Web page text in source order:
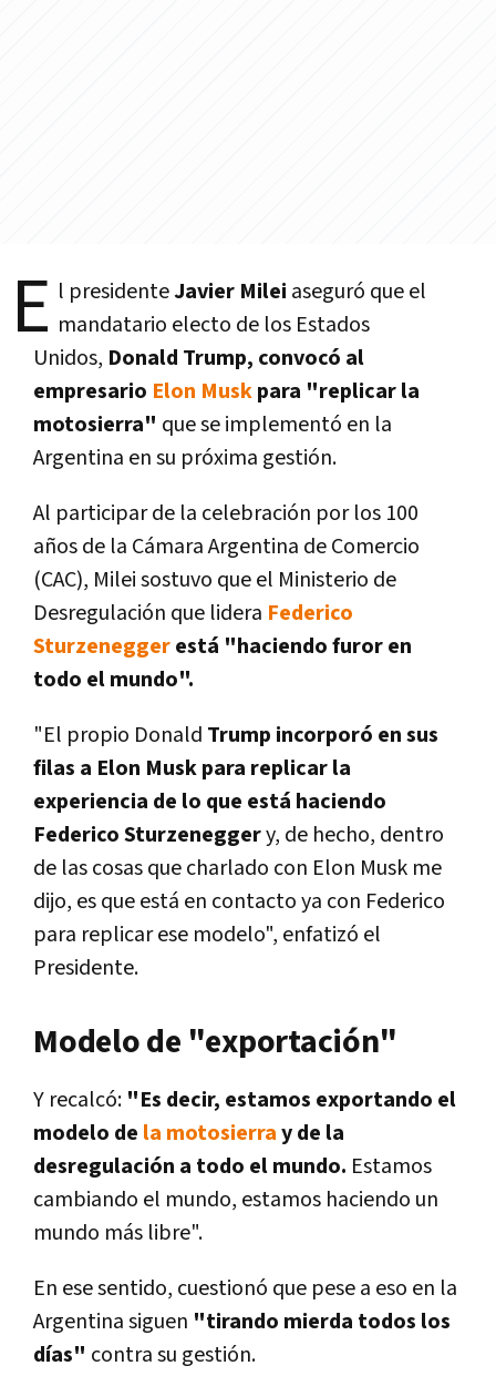
E l presidenteJavier Milei aseguró que el
mandatario electo de los Estados
Unidos, Donald Trump, convocó al
empresario Elon Muskpara "replicar la
motosierra" que se implementó en la
Argentina en su próxima gestión.
Al participar de la celebración por los 100
años de la Cámara Argentina de Comercio
(CAC), Milei sostuvo que el Ministerio de
Desregulación que lidera Federico
Sturzeneggerestá "haciendofuror en
todo el mundo".
"El propio Donald Trump incorporó en sus
filas a Elon Musk para replicar la
experiencia de lo que está haciendo
Federico Sturzeneggery, de hecho, dentro
de las cosas que charlado con Elon Musk me
dijo, es que está en contacto ya con Federico
para replicar ese modelo", enfatizó el
Presidente.
Modelo de "exportación"
Y recalcó: "Es decir, estamos exportando el
modelo de la motosierray de la
desregulación a todo el mundo. Estamos
cambiando el mundo, estamos haciendo un
mundo más libre".
En ese sentido, cuestionó que pese a eso en la
Argentina siguen "tirando mierda todos los
días" contra su gestión.